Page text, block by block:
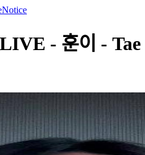
Notice
- 훈이 -